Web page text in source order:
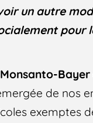
un autre
pour
Bayer
de nos
exemptes